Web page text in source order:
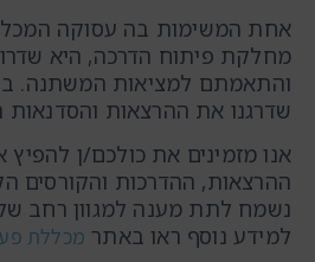
אחת המשימות בה עסוקה
מחלקת פיתוח הדרכה, היא
והתאמתם למציאות המשתנה.
שדרגנו את ההרצאות והסדנאות
אנו מזמינים את כולכם/ן להפיץ
ההרצאות, ההדרכות והקורסים
נשמח לתת מענה למגוון רחב של
למידע נוסף ראו באתר מכללת